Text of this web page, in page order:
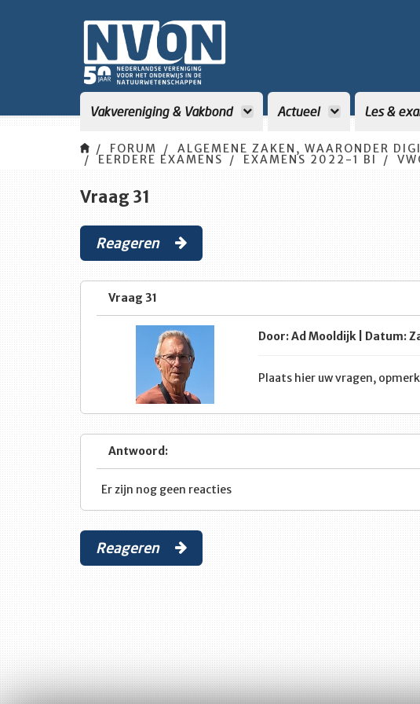
Vakvereniging & Vakbond Actueel Les &
FORUM ALGEMENE ZAKEN, WAARONDER
EERDERE EXAMENS EXAMENS 2022-1 BI
Vraag 31
Reageren
Vraag 31
Door: Ad Mooldijk | Datum:
Plaats hier uw vragen,
Antwoord:
Er zijn nog geen reacties
Reageren